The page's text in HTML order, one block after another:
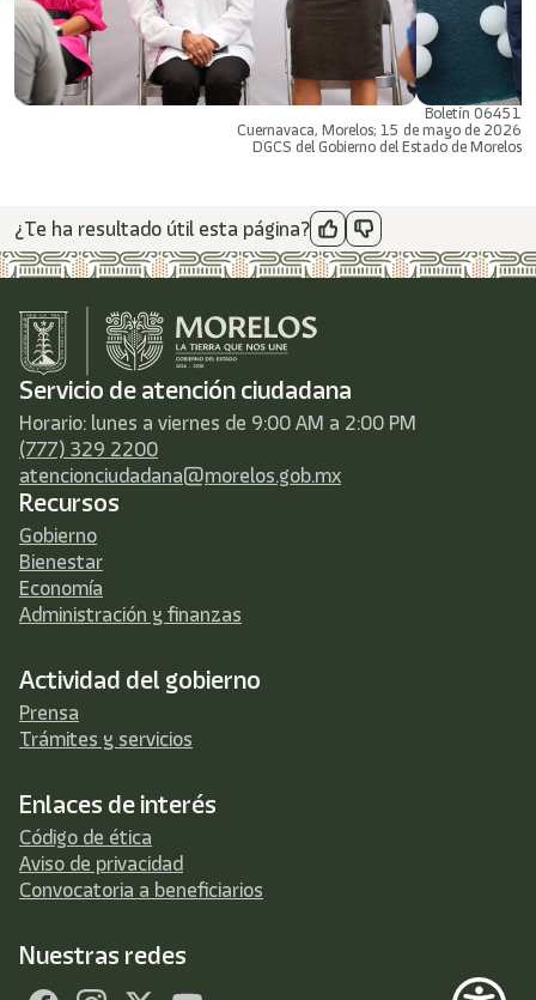
Boletín 06451
Cuernavaca, Morelos; 15 de mayo de 2026
DGCS del Gobierno del Estado de Morelos
¿Te ha resultado útil esta página?
Servicio de atención ciudadana
Horario: lunes a viernes de 9:00 AM a 2:00 PM
(777) 329 2200
atencionciudadana@morelos.gob.mx
Recursos
Gobierno
Bienestar
Economía
Administración y finanzas
Actividad del gobierno
Prensa
Trámites y servicios
Enlaces de interés
Código de ética
Aviso de privacidad
Convocatoria a beneficiarios
Nuestras redes